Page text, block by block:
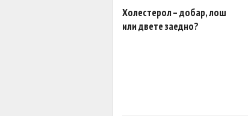
Холестерол – добар, лош
или двете заедно?